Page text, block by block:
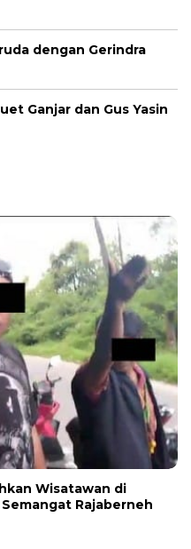
dengan Gerindra
Ganjar dan Gus Yasin
Wisatawan di
Rajaberneh